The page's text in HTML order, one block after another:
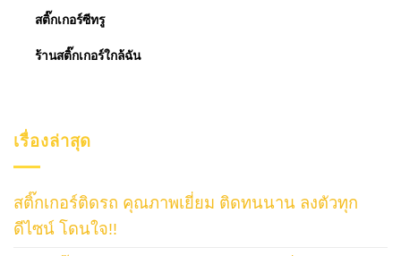
สติ๊กเกอร์ซีทรู
ร้านสติ๊กเกอร์ใกล้ฉัน
เรื่องล่าสุด
สติ๊กเกอร์ติดรถ คุณภาพเยี่ยม ติดทนนาน ลงตัวทุก
ดีไซน์ โดนใจ!!